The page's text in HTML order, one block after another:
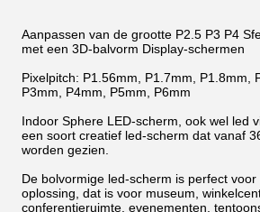
Aanpassen van de grootte P2.5 P3 P4
met een 3D-balvorm Display-schermen
Pixelpitch: P1.56mm, P1.7mm, P1.8mm,
P3mm, P4mm, P5mm, P6mm
Indoor Sphere LED-scherm, ook wel led
een soort creatief led-scherm dat vanaf
worden gezien.
De bolvormige led-scherm is perfect
oplossing, dat is voor museum,
conferentieruimte, evenementen,